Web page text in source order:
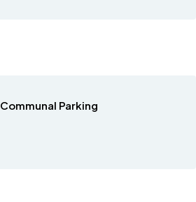
Communal Parking